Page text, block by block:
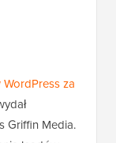
za
Griffin Media.